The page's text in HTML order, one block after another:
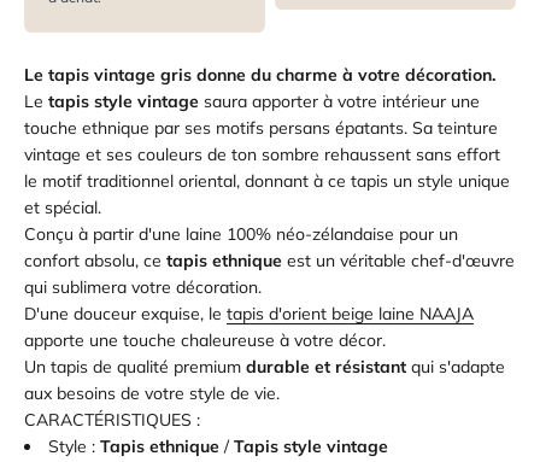
Le tapis vintage gris donne du charme à votre décoration.
Le tapis style vintage saura apporter à votre intérieur une
touche ethnique par ses motifs persans épatants. Sa teinture
vintage et ses couleurs de ton sombre rehaussent sans effort
le motif traditionnel oriental, donnant à ce tapis un style unique
et spécial.
Conçu à partir d'une laine 100% néo-zélandaise pour un
confort absolu, ce tapis ethnique est un véritable chef-d'œuvre
qui sublimera votre décoration.
D'une douceur exquise, le tapis d'orient beige laine NAAJA
apporte une touche chaleureuse à votre décor.
Un tapis de qualité premium durable et résistant qui s'adapte
aux besoins de votre style de vie.
CARACTÉRISTIQUES :
Style : Tapis ethnique /Tapis style vintage